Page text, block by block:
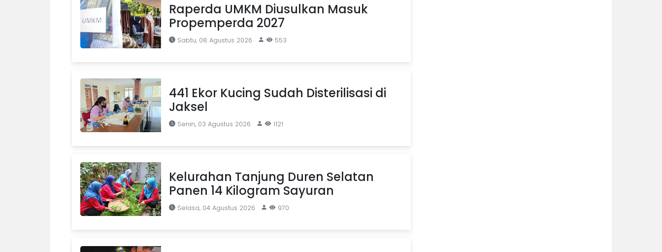
Raperda UMKM Diusulkan Masuk
Propemperda 2027
Sabtu, 08 Agustus 2026 553
441 Ekor Kucing Sudah Disterilisasi di
Jaksel
Senin, 03 Agustus 2026 1121
Kelurahan Tanjung Duren Selatan
Panen 14 Kilogram Sayuran
Selasa, 04 Agustus 2026 970